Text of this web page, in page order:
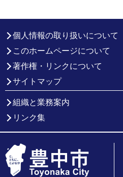
個人情報の取り扱いについて
このホームページについて
著作権・リンクについて
サイトマップ
組織と業務案内
リンク集